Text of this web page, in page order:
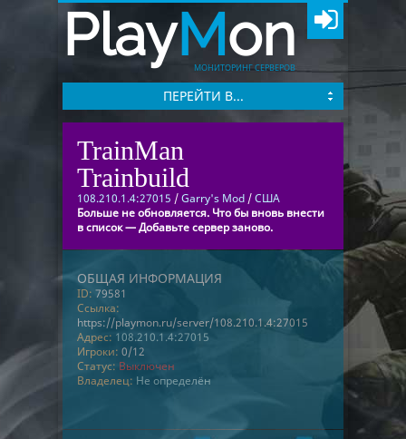
PlayMon
МОНИТОРИНГ СЕРВЕРОВ
ПЕРЕЙТИ В...
TrainMan
Trainbuild
108.210.1.4:27015 /Garry's Mod /США
Больше не обновляется. Что бы вновь внести
в список — Добавьте сервер заново.
ОБЩАЯ ИНФОРМАЦИЯ
ID: 79581
Ссылка:
https://playmon.ru/server/108.210.1.4:27015
Адрес: 108.210.1.4:27015
Игроки: 0/12
Статус: Выключен
Владелец: Не определён